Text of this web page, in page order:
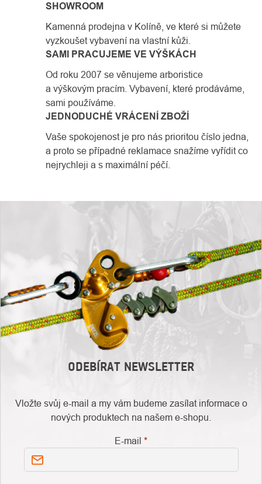
SHOWROOM
Kamenná prodejna v Kolíně, ve které si můžete
vyzkoušet vybavení na vlastní kůži.
SAMI PRACUJEME VE VÝŠKÁCH
Od roku 2007 se věnujeme arboristice
a výškovým pracím. Vybavení, které prodáváme,
sami používáme.
JEDNODUCHÉ VRÁCENÍ ZBOŽÍ
Vaše spokojenost je pro nás prioritou číslo jedna,
a proto se případné reklamace snažíme vyřídit co
nejrychleji a s maximální péčí.
ODEBÍRAT NEWSLETTER
Vložte svůj e-mail a my vám budeme zasílat informace o
nových produktech na našem e-shopu.
E-mail